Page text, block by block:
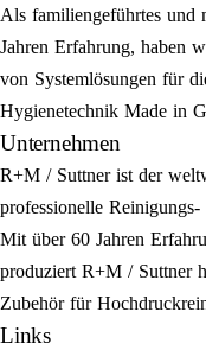
Als familiengeführtes und
Jahren Erfahrung, haben
von Systemlösungen für
Hygienetechnik Made in
Unternehmen
R+M / Suttner ist der
professionelle
Mit über 60 Jahren
produziert R+M / Suttner
Zubehör für
Links